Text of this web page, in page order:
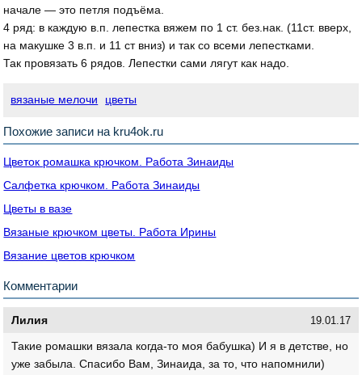
начале — это петля подъёма.
4 ряд: в каждую в.п. лепестка вяжем по 1 ст. без.нак. (11ст. вверх,
на макушке 3 в.п. и 11 ст вниз) и так со всеми лепестками.
Так провязать 6 рядов. Лепестки сами лягут как надо.
вязаные мелочи цветы
Похожие записи на kru4ok.ru
Цветок ромашка крючком. Работа Зинаиды
Салфетка крючком. Работа Зинаиды
Цветы в вазе
Вязаные крючком цветы. Работа Ирины
Вязание цветов крючком
Комментарии
Лилия 19.01.17
Такие ромашки вязала когда-то моя бабушка) И я в детстве, но
уже забыла. Спасибо Вам, Зинаида, за то, что напомнили)